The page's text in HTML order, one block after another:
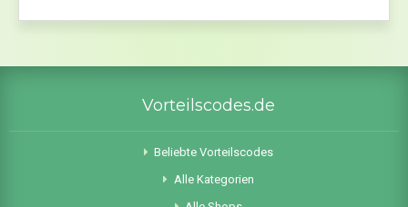
Vorteilscodes.de
Beliebte Vorteilscodes
Alle Kategorien